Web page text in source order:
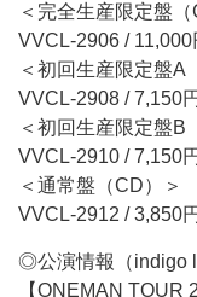
＜完全生産限定盤
VVCL-2906 / 11,000
＜初回生産限定盤A
VVCL-2908 / 7,150
＜初回生産限定盤B
VVCL-2910 / 7,150
＜通常盤（CD）＞
VVCL-2912 / 3,850
◎公演情報（indigo
【ONEMAN TOUR